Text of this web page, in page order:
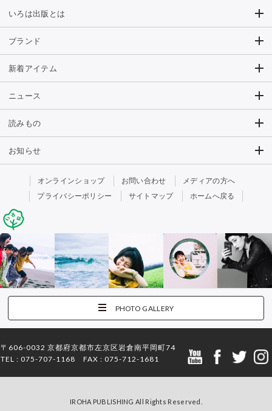
いろは出版とは
ブランド
新着アイテム
ニュース
読みもの
お知らせ
オンラインショップ お問い合わせ
メディアの方へ
プライバシーポリシー
サイトマップ ホームへ戻る
PHOTO GALLERY
〒606-0032 京都府京都市左京区岩倉南平岡町74
TEL : 075-707-1168 FAX : 075-712-1681
IROHA PUBLISHING All Rights Reserved.